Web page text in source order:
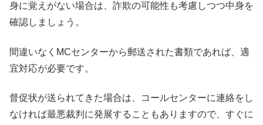
身に覚えがない場合は、詐欺の可能性も考慮しつつ中身を
確認しましょう。
間違いなくMCセンターから郵送された書類であれば、適
宜対応が必要です。
督促状が送られてきた場合は、コールセンターに連絡をし
なければ最悪裁判に発展することもありますので、すぐに